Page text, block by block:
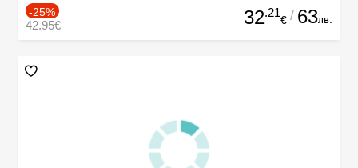
-25%
42.95€ 32.21
€ / 63лв.